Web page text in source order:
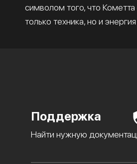
символом того, что
только техника, но и
Поддержка
Найти нужную